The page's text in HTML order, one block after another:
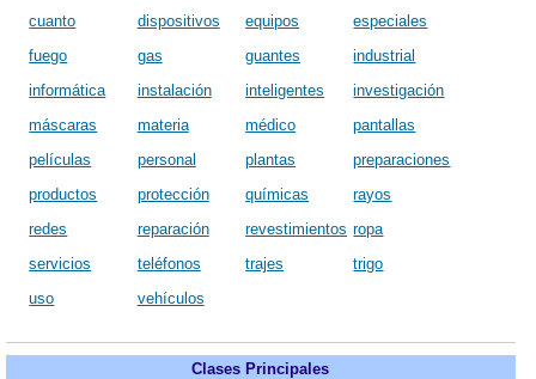
cuanto
dispositivos equipos
especiales
fuego
gas guantes
industrial
informática
instalación inteligentes
investigación
máscaras
materia médico
pantallas
películas
personal plantas
preparaciones
productos
protección químicas
rayos
redes
reparación revestimientos ropa
servicios
teléfonos trajes
trigo
uso
vehículos
Clases Principales